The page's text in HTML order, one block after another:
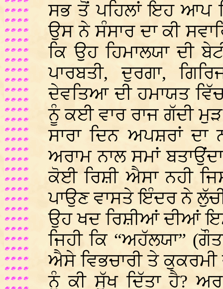
ਸਭ ਤੋਂ ਪਹਿਲਾਂ ਇਹ ਆਪ
ਉਸ ਨੇ ਸੰਸਾਰ ਦਾ ਕੀ
ਕਿ ਉਹ ਹਿਮਾਲਯਾ ਦੀ
ਪਾਰਬਤੀ, ਦੁਰਗਾ,
ਦੇਵਤਿਆ ਦੀ ਹਮਾਯਤ
ਨੂੰ ਕਈ ਵਾਰ ਰਾਜ ਗੱਦੀ
ਸਾਰਾ ਦਿਨ ਅਪਸ਼ਰਾਂ
ਅਰਾਮ ਨਾਲ ਸਮਾਂ
ਕੋਈ ਰਿਸ਼ੀ ਐਸਾ ਨਹੀ
ਪਾਉਣ ਵਾਸਤੇ ਇੰਦਰ ਨੇ
ਉਹ ਖਦ ਰਿਸ਼ੀਆਂ ਦੀਆਂ
ਜਿਹੀ ਕਿ “ਅਹੱਲਯਾ”
ਐਸੇ ਵਿਭਚਾਰੀ ਤੇ
ਨੂੰ ਕੀ ਸੁੱਖ ਦਿੱਤਾ ਹੈ?